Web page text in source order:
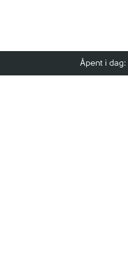
Åpent i dag: